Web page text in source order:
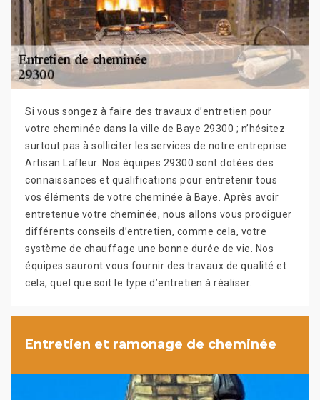
Si vous songez à faire des travaux d’entretien pour
votre cheminée dans la ville de Baye 29300 ; n’hésitez
surtout pas à solliciter les services de notre entreprise
Artisan Lafleur. Nos équipes 29300 sont dotées des
connaissances et qualifications pour entretenir tous
vos éléments de votre cheminée à Baye. Après avoir
entretenue votre cheminée, nous allons vous prodiguer
différents conseils d’entretien, comme cela, votre
système de chauffage une bonne durée de vie. Nos
équipes sauront vous fournir des travaux de qualité et
cela, quel que soit le type d’entretien à réaliser.
Entretien et ramonage de cheminée